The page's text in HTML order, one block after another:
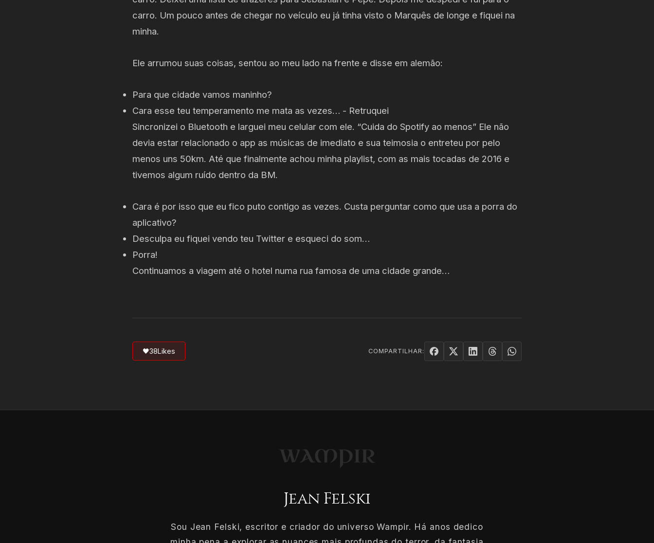
carro. Um pouco antes de chegar no veículo eu já tinha visto o Marquês de longe e fiquei na
minha.
Ele arrumou suas coisas, sentou ao meu lado na frente e disse em alemão:
Para que cidade vamos maninho?
Cara esse teu temperamento me mata as vezes… - Retruquei
Sincronizei o Bluetooth e larguei meu celular com ele. “Cuida do Spotify ao menos” Ele não
devia estar relacionado o app as músicas de imediato e sua teimosia o entreteu por pelo
menos uns 50km. Até que finalmente achou minha playlist, com as mais tocadas de 2016 e
tivemos algum ruído dentro da BM.
Cara é por isso que eu fico puto contigo as vezes. Custa perguntar como que usa a porra do
aplicativo?
Desculpa eu fiquei vendo teu Twitter e esqueci do som…
Porra!
Continuamos a viagem até o hotel numa rua famosa de uma cidade grande…
🖤38Likes COMPARTILHAR:
Jean Felski
Sou Jean Felski, escritor e criador do universo Wampir. Há anos dedico